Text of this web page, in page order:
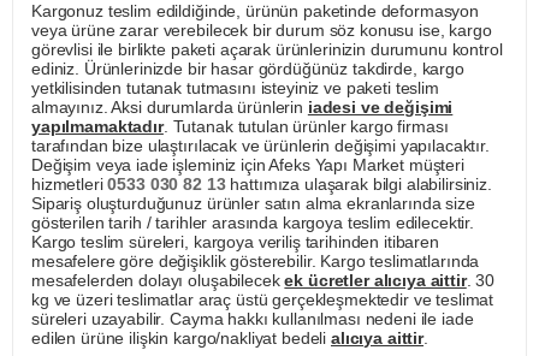
Kargonuz teslim edildiğinde, ürünün paketinde deformasyon
veya ürüne zarar verebilecek bir durum söz konusu ise, kargo
görevlisi ile birlikte paketi açarak ürünlerinizin durumunu kontrol
ediniz. Ürünlerinizde bir hasar gördüğünüz takdirde, kargo
yetkilisinden tutanak tutmasını isteyiniz ve paketi teslim
almayınız. Aksi durumlarda ürünlerin iadesi ve değişimi
yapılmamaktadır. Tutanak tutulan ürünler kargo firması
tarafından bize ulaştırılacak ve ürünlerin değişimi yapılacaktır.
Değişim veya iade işleminiz için Afeks Yapı Market müşteri
hizmetleri0533 030 82 13hattımıza ulaşarak bilgi alabilirsiniz.
Sipariş oluşturduğunuz ürünler satın alma ekranlarında size
gösterilen tarih / tarihler arasında kargoya teslim edilecektir.
Kargo teslim süreleri, kargoya veriliş tarihinden itibaren
mesafelere göre değişiklik gösterebilir. Kargo teslimatlarında
mesafelerden dolayı oluşabilecekek ücretler alıcıya aittir. 30
kg ve üzeri teslimatlar araç üstü gerçekleşmektedir ve teslimat
süreleri uzayabilir. Cayma hakkı kullanılması nedeni ile iade
edilen ürüne ilişkin kargo/nakliyat bedeli alıcıya aittir.